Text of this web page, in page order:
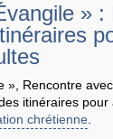
»
», Rencontre
itinéraires
chrétienne